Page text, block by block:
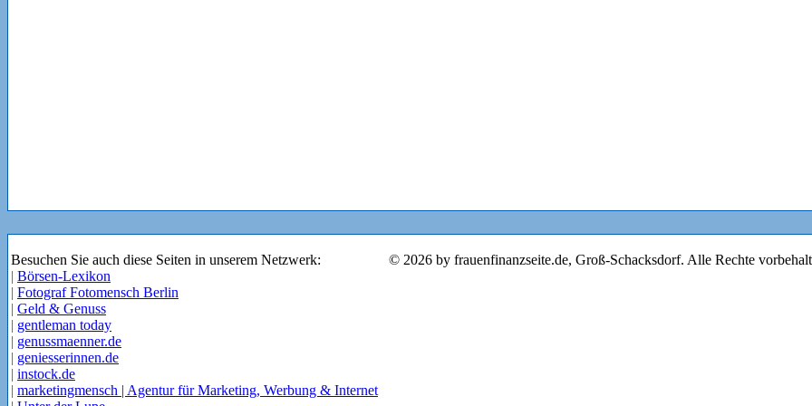
Besuchen Sie auch diese Seiten in unserem Netzwerk:
| Börsen-Lexikon
| Fotograf Fotomensch Berlin
| Geld & Genuss
| gentleman today
| genussmaenner.de
| geniesserinnen.de
| instock.de
| marketingmensch | Agentur für Marketing, Werbung & Internet
© 2026 by frauenfinanzseite.de, Groß-Schacksdorf. Alle Rechte